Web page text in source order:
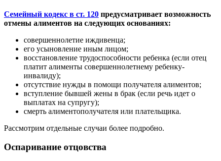
Семейный кодекс в ст. 120 предусматривает возможность
отмены алиментов на следующих основаниях:
совершеннолетие иждивенца;
его усыновление иным лицом;
восстановление трудоспособности ребенка (если отец
платит алименты совершеннолетнему ребенку-
инвалиду);
отсутствие нужды в помощи получателя алиментов;
вступление бывшей жены в брак (если речь идет о
выплатах на супругу);
смерть алиментополучателя или плательщика.
Рассмотрим отдельные случаи более подробно.
Оспаривание отцовства